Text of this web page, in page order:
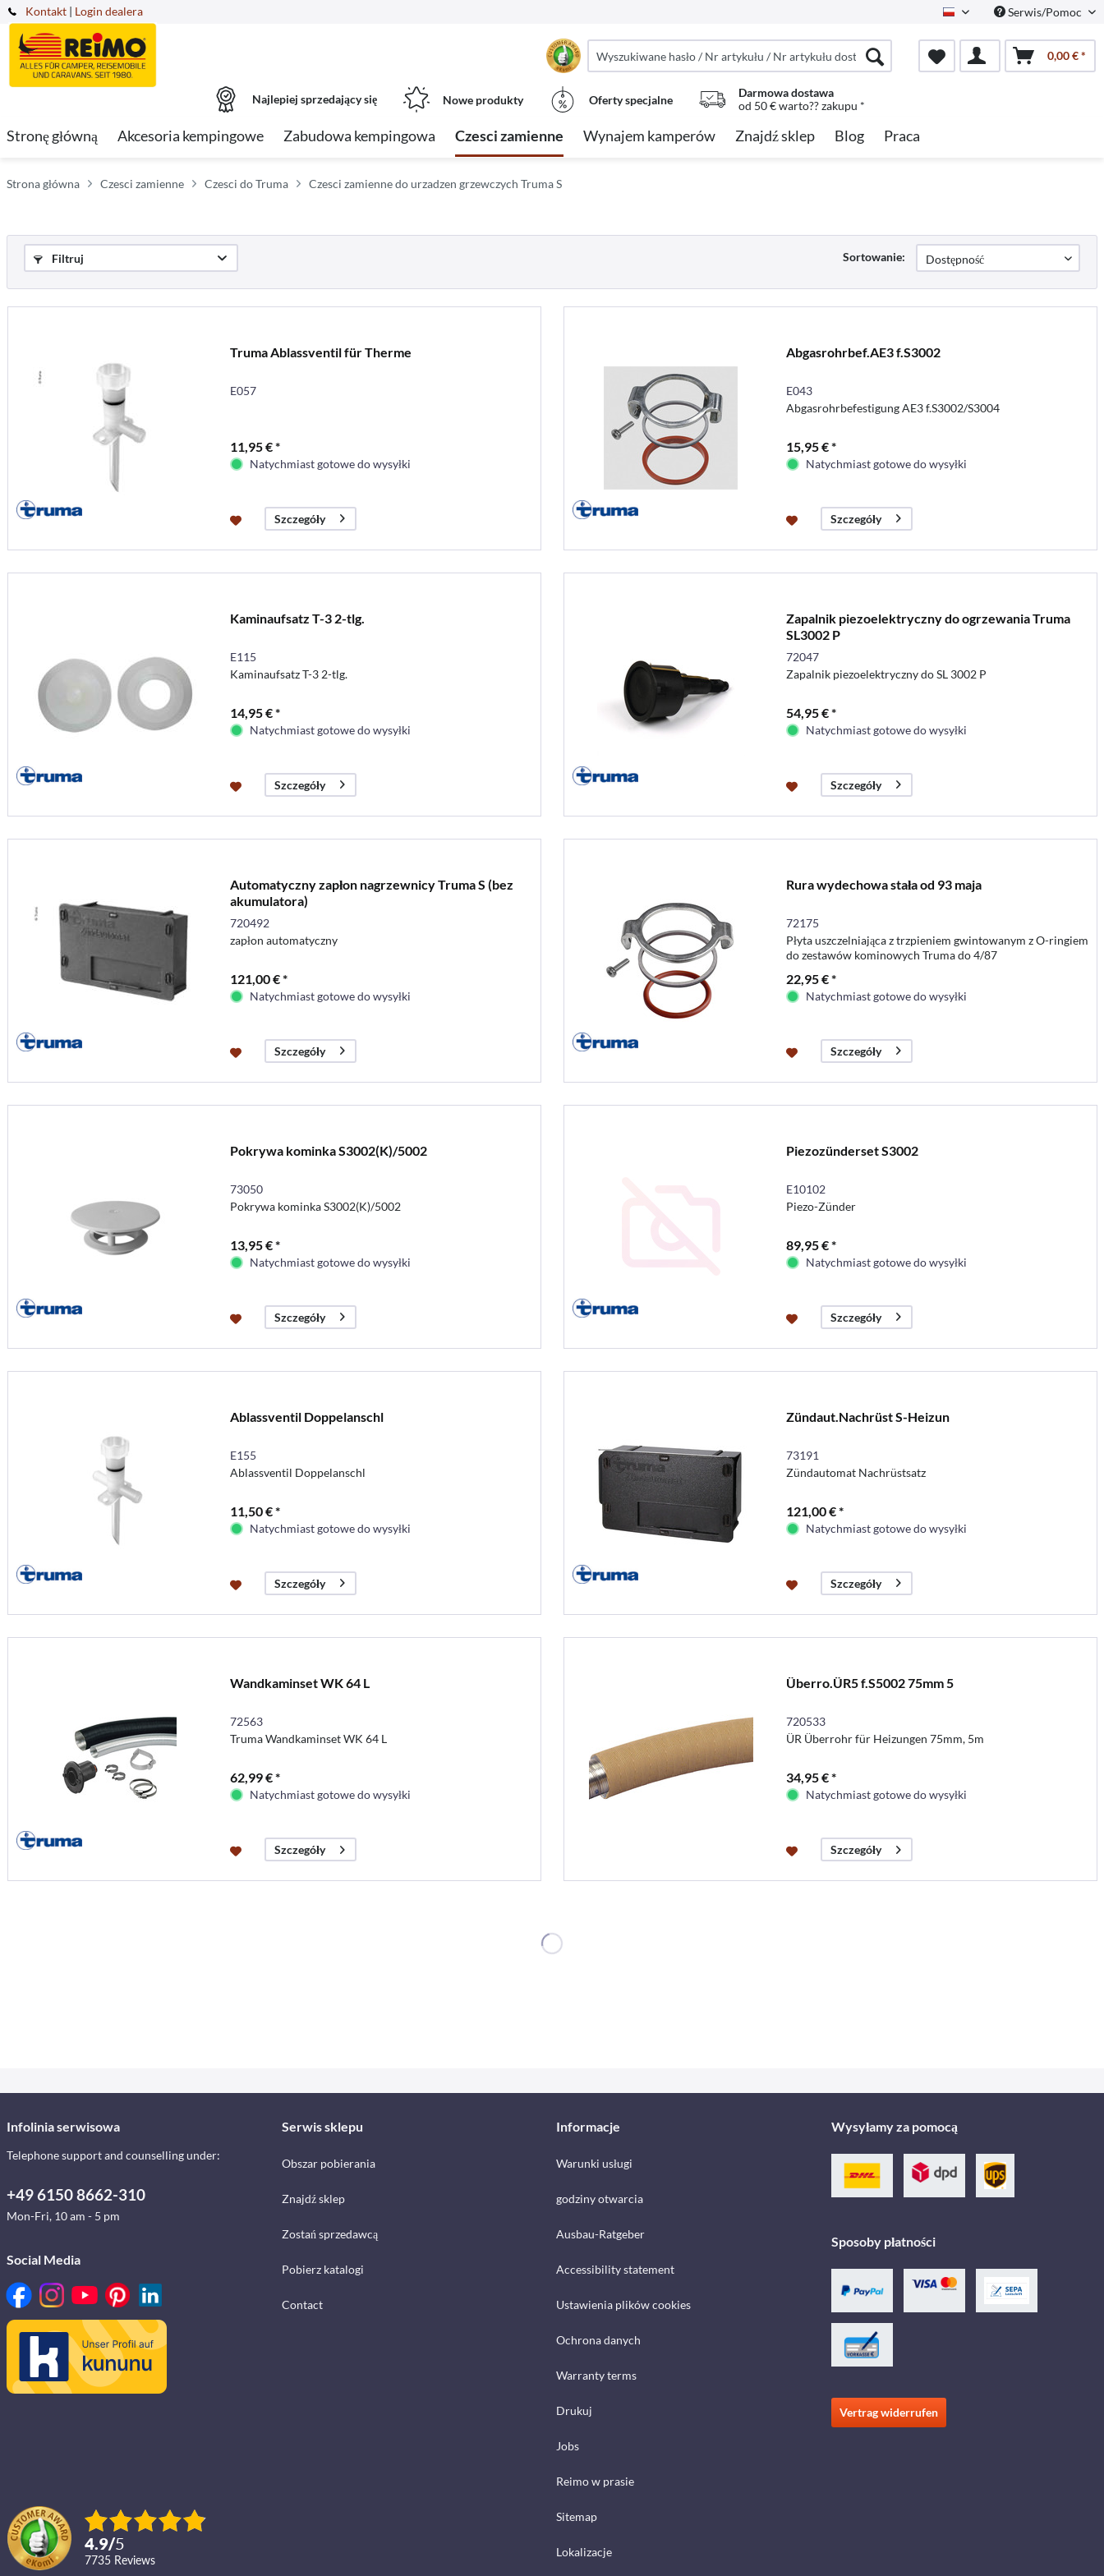
Kontakt Polish Serwis/Pomoc
| Login dealera
0,00 € *
Najlepiej sprzedający się Nowe produkty Oferty specjalne
Darmowa dostawa
od 50 € warto?? zakupu *
Stronę główną Akcesoria kempingowe Zabudowa kempingowa Czesci zamienne Wynajem kamperów Znajdź sklep Blog Praca
Strona główna Czesci zamienne Czesci do Truma Czesci zamienne do urzadzen grzewczych Truma S
Filtruj Sortowanie:
Truma Ablassventil für Therme
E057
11,95 € *
Natychmiast gotowe do wysyłki
Szczegóły
Abgasrohrbef.AE3 f.S3002
E043
Abgasrohrbefestigung AE3 f.S3002/S3004
15,95 € *
Natychmiast gotowe do wysyłki
Szczegóły
Kaminaufsatz T-3 2-tlg.
E115
Kaminaufsatz T-3 2-tlg.
14,95 € *
Natychmiast gotowe do wysyłki
Szczegóły
Zapalnik piezoelektryczny do ogrzewania Truma
SL3002 P
72047
Zapalnik piezoelektryczny do SL 3002 P
54,95 € *
Natychmiast gotowe do wysyłki
Szczegóły
Automatyczny zapłon nagrzewnicy Truma S (bez
akumulatora)
720492
zapłon automatyczny
121,00 € *
Natychmiast gotowe do wysyłki
Szczegóły
Rura wydechowa stała od 93 maja
72175
Płyta uszczelniająca z trzpieniem gwintowanym z O-ringiem
do zestawów kominowych Truma do 4/87
22,95 € *
Natychmiast gotowe do wysyłki
Szczegóły
Pokrywa kominka S3002(K)/5002
73050
Pokrywa kominka S3002(K)/5002
13,95 € *
Natychmiast gotowe do wysyłki
Szczegóły
Piezozünderset S3002
E10102
Piezo-Zünder
89,95 € *
Natychmiast gotowe do wysyłki
Szczegóły
Ablassventil Doppelanschl
E155
Ablassventil Doppelanschl
11,50 € *
Natychmiast gotowe do wysyłki
Szczegóły
Zündaut.Nachrüst S-Heizun
73191
Zündautomat Nachrüstsatz
121,00 € *
Natychmiast gotowe do wysyłki
Szczegóły
Wandkaminset WK 64 L
72563
Truma Wandkaminset WK 64 L
62,99 € *
Natychmiast gotowe do wysyłki
Szczegóły
Überro.ÜR5 f.S5002 75mm 5
720533
ÜR Überrohr für Heizungen 75mm, 5m
34,95 € *
Natychmiast gotowe do wysyłki
Szczegóły
Infolinia serwisowa
Telephone support and counselling under:
+49 6150 8662-310
Mon-Fri, 10 am - 5 pm
Social Media
4.9/5
7735 reviews
Serwis sklepu
Obszar pobierania
Znajdź sklep
Zostań sprzedawcą
Pobierz katalogi
Contact
Informacje
Warunki usługi
godziny otwarcia
Ausbau-Ratgeber
Accessibility statement
Ustawienia plików cookies
Ochrona danych
Warranty terms
Drukuj
Jobs
Reimo w prasie
Sitemap
Lokalizacje
Wysyłamy za pomocą
Sposoby płatności
Vertrag widerrufen